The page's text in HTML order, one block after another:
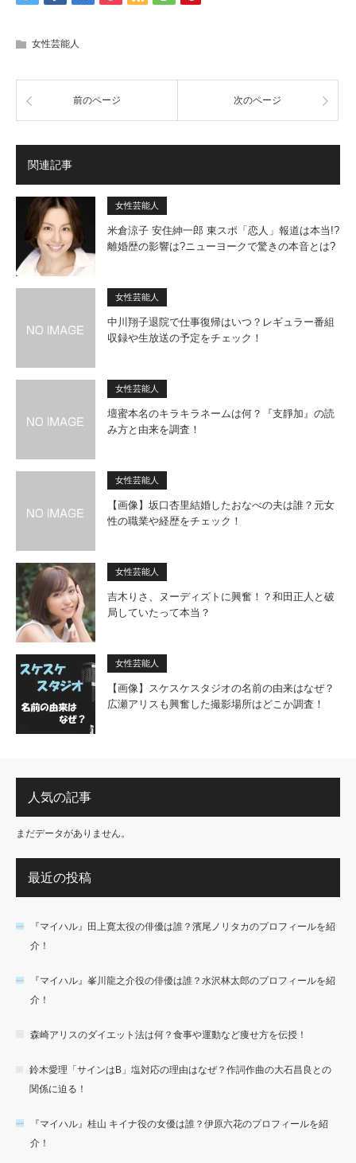
女性芸能人
前のページ 次のページ
関連記事
女性芸能人
米倉涼子 安住紳一郎 東スポ「恋人」報道は本当!?
離婚歴の影響は?ニューヨークで驚きの本音とは?
女性芸能人
中川翔子退院で仕事復帰はいつ？レギュラー番組
収録や生放送の予定をチェック！
女性芸能人
壇蜜本名のキラキラネームは何？『支靜加』の読
み方と由来を調査！
女性芸能人
【画像】坂口杏里結婚したおなべの夫は誰？元女
性の職業や経歴をチェック！
女性芸能人
吉木りさ、ヌーディズトに興奮！？和田正人と破
局していたって本当？
女性芸能人
【画像】スケスケスタジオの名前の由来はなぜ？
広瀬アリスも興奮した撮影場所はどこか調査！
人気の記事
まだデータがありません。
最近の投稿
『マイハル』田上寛太役の俳優は誰？濱尾ノリタカのプロフィールを紹
介！
『マイハル』峯川龍之介役の俳優は誰？水沢林太郎のプロフィールを紹
介！
森崎アリスのダイエット法は何？食事や運動など痩せ方を伝授！
鈴木愛理「サインはB」塩対応の理由はなぜ？作詞作曲の大石昌良との
関係に迫る！
『マイハル』桂山 キイナ役の女優は誰？伊原六花のプロフィールを紹
介！